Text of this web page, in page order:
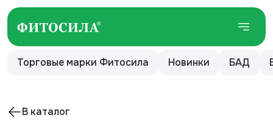
Торговые марки Фитосила Новинки БАД
В каталог